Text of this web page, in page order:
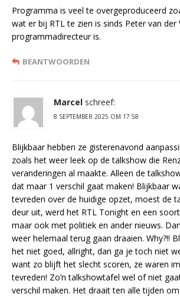
Programma is veel te overgeproduceerd
wat er bij RTL te zien is sinds Peter van der
programmadirecteur is.
BEANTWOORDEN
Marcel schreef:
8 SEPTEMBER 2025 OM 17:58
Blijkbaar hebben ze gisterenavond
zoals het weer leek op de talkshow die
veranderingen al maakte. Alleen de
dat maar 1 verschil gaat maken! Blijkbaar
tevreden over de huidige opzet, moest de
deur uit, werd het RTL Tonight en een
maar ook met politiek en ander nieuws.
weer helemaal terug gaan draaien. Why?!!
het niet goed, allright, dan ga je toch niet
want zo blijft het slecht scoren, ze waren
tevreden! Zo’n talkshowtafel wel of niet
verschil maken. Het draait ten alle tijden